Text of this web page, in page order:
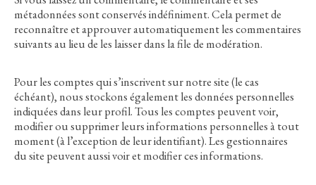
métadonnées sont conservés indéfiniment. Cela permet de
reconnaître et approuver automatiquement les commentaires
suivants au lieu de les laisser dans la file de modération.
Pour les comptes qui s’inscrivent sur notre site (le cas
échéant), nous stockons également les données personnelles
indiquées dans leur profil. Tous les comptes peuvent voir,
modifier ou supprimer leurs informations personnelles à tout
moment (à l’exception de leur identifiant). Les gestionnaires
du site peuvent aussi voir et modifier ces informations.